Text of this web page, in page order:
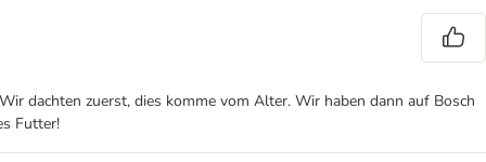
dachten zuerst, dies komme vom Alter. Wir haben dann auf Bosch
Futter!